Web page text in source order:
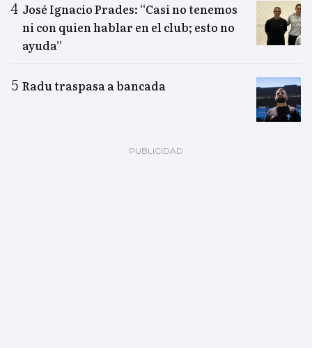
José Ignacio Prades: “Casi no tenemos
ni con quien hablar en el club; esto no
ayuda”
Radu traspasa a bancada